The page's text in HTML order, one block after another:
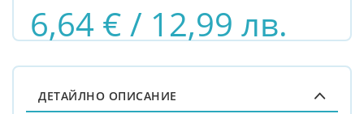
6,64 € / 12,99 лв.
ДЕТАЙЛНО ОПИСАНИЕ